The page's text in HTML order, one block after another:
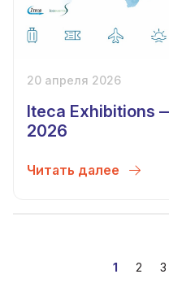
20 апреля 2026
Iteca Exhibitions
2026
Читать далее
1 2 3